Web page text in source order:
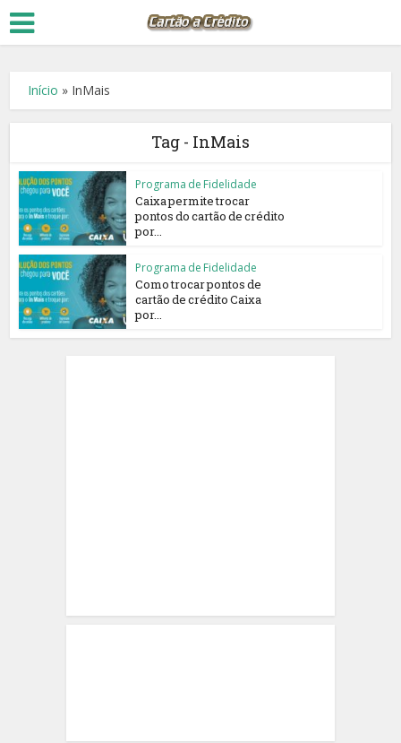
Início » InMais
Tag - InMais
Programa de Fidelidade
Caixa permite trocar
pontos do cartão de crédito
por...
Programa de Fidelidade
Como trocar pontos de
cartão de crédito Caixa
por...